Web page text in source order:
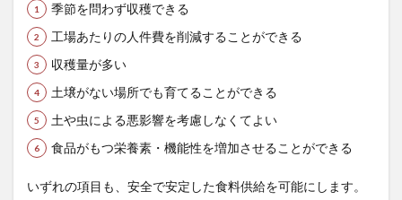
季節を問わず収穫できる
工場あたりの人件費を削減することができる
収穫量が多い
土壌がない場所でも育てることができる
土や虫による悪影響を考慮しなくてよい
食品がもつ栄養素・機能性を増加させることができる
いずれの項目も、安全で安定した食料供給を可能にします。